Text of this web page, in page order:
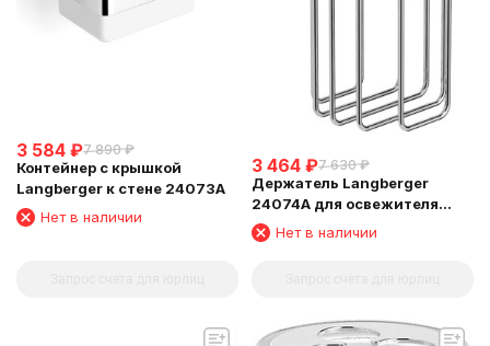
3 584 ₽7 890 ₽
Контейнер с крышкой
Langberger к стене 24073A
Нет в наличии
3 464 ₽7 630 ₽
Держатель Langberger
24074A для освежителя
воздуха
Нет в наличии